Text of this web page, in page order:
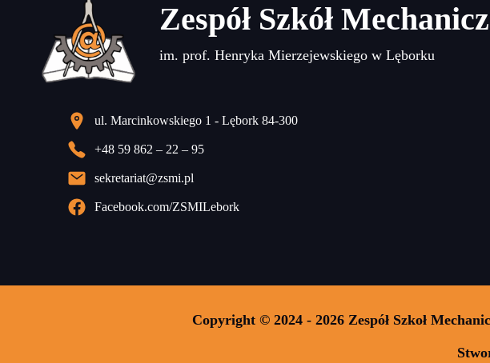
Zespół Szkół
im. prof. Henryka Mierzejewskiego w Lęborku
ul. Marcinkowskiego 1 - Lębork 84-300
+48 59 862 – 22 – 95
sekretariat@zsmi.pl
Facebook.com/ZSMILebork
Copyright © 2024 - 2026 Zespół Szkoł